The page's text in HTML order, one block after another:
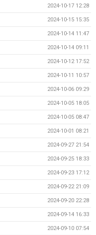
2024-10-17 12:28
2024-10-15 15:35
2024-10-14 11:47
2024-10-14 09:11
2024-10-12 17:52
2024-10-11 10:57
2024-10-06 09:29
2024-10-05 18:05
2024-10-05 08:47
2024-10-01 08:21
2024-09-27 21:54
2024-09-25 18:33
2024-09-23 17:12
2024-09-22 21:09
2024-09-20 22:28
2024-09-14 16:33
2024-09-10 07:54